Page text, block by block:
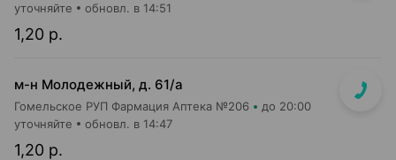
1,20 р.
уточняйте обновл. в 14:51
м-н Молодежный, д. 61/а
Гомельское РУП Фармация Аптека №206 до 20:00
1,20 р.
уточняйте обновл. в 14:47